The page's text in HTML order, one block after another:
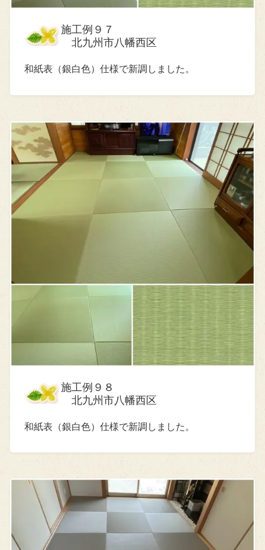
施工例９７
北九州市八幡西区
和紙表（銀白色）仕様で新調しました。
施工例９８
北九州市八幡西区
和紙表（銀白色）仕様で新調しました。